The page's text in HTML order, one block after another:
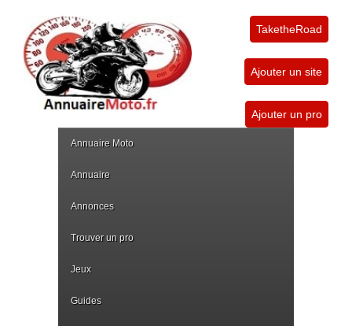
TaketheRoad
Ajouter un site
Ajouter un pro
Annuaire Moto
Annuaire
Annonces
Trouver un pro
Jeux
Guides